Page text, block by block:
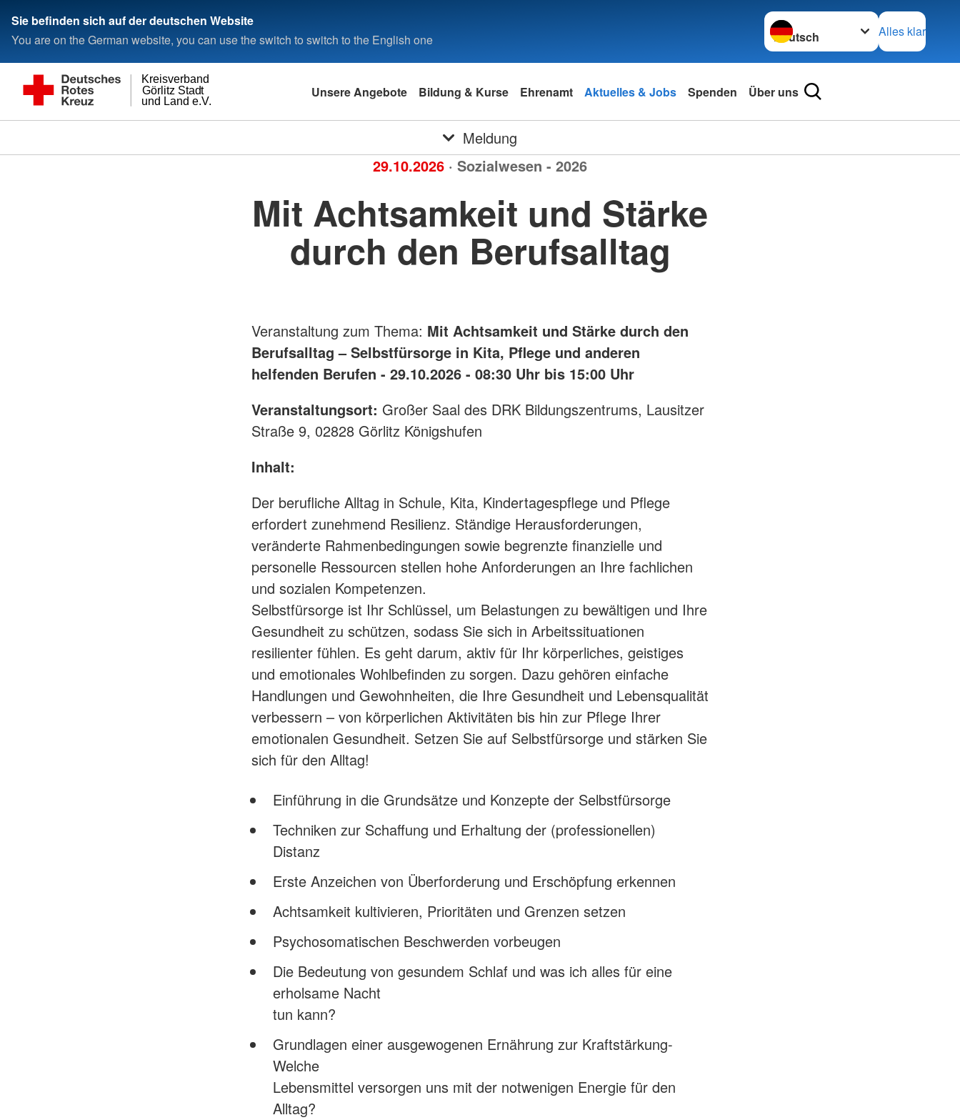
Sie befinden sich auf der deutschen Website
You are on the German website, you can use the switch to switch to the English one
Sprache wechseln zu
Alles klar
und Land e.V.
Görlitz Stadt
Kreisverband
Unsere Angebote Bildung & Kurse Ehrenamt Aktuelles & Jobs Spenden Über uns
Meldung
29.10.2026 · Sozialwesen - 2026
Mit Achtsamkeit und Stärke
durch den Berufsalltag
Veranstaltung zum Thema: Mit Achtsamkeit und Stärke durch den
Berufsalltag – Selbstfürsorge in Kita, Pflege und anderen
helfenden Berufen - 29.10.2026 - 08:30 Uhr bis 15:00 Uhr
Veranstaltungsort: Großer Saal des DRK Bildungszentrums, Lausitzer
Straße 9, 02828 Görlitz Königshufen
Inhalt:
Der berufliche Alltag in Schule, Kita, Kindertagespflege und Pflege
erfordert zunehmend Resilienz. Ständige Herausforderungen,
veränderte Rahmenbedingungen sowie begrenzte finanzielle und
personelle Ressourcen stellen hohe Anforderungen an Ihre fachlichen
und sozialen Kompetenzen.
Selbstfürsorge ist Ihr Schlüssel, um Belastungen zu bewältigen und Ihre
Gesundheit zu schützen, sodass Sie sich in Arbeitssituationen
resilienter fühlen. Es geht darum, aktiv für Ihr körperliches, geistiges
und emotionales Wohlbefinden zu sorgen. Dazu gehören einfache
Handlungen und Gewohnheiten, die Ihre Gesundheit und Lebensqualität
verbessern – von körperlichen Aktivitäten bis hin zur Pflege Ihrer
emotionalen Gesundheit. Setzen Sie auf Selbstfürsorge und stärken Sie
sich für den Alltag!
Einführung in die Grundsätze und Konzepte der Selbstfürsorge
Techniken zur Schaffung und Erhaltung der (professionellen)
Distanz
Erste Anzeichen von Überforderung und Erschöpfung erkennen
Achtsamkeit kultivieren, Prioritäten und Grenzen setzen
Psychosomatischen Beschwerden vorbeugen
Die Bedeutung von gesundem Schlaf und was ich alles für eine
erholsame Nacht
tun kann?
Grundlagen einer ausgewogenen Ernährung zur Kraftstärkung-
Welche
Lebensmittel versorgen uns mit der notwenigen Energie für den
Alltag?